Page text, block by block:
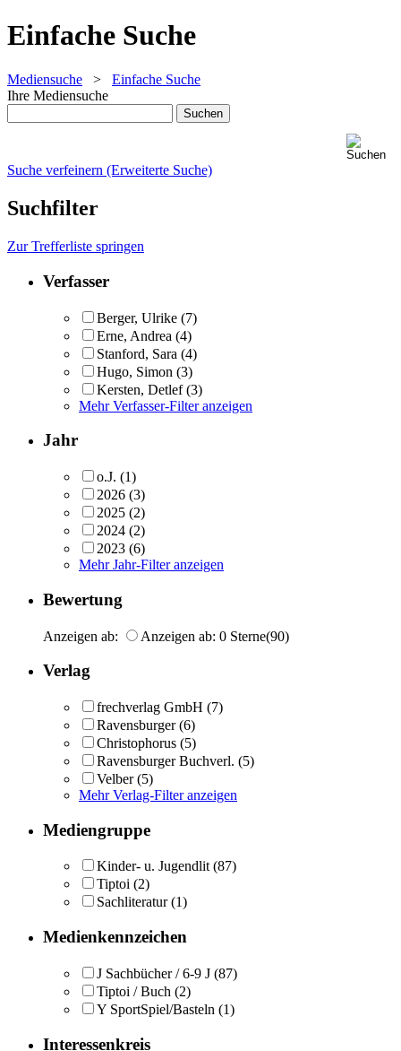
Einfache Suche
Mediensuche > Einfache Suche
Ihre Mediensuche
Suche verfeinern (Erweiterte Suche)
Suchfilter
Zur Trefferliste springen
Verfasser
Berger, Ulrike (7)
Erne, Andrea (4)
Stanford, Sara (4)
Hugo, Simon (3)
Kersten, Detlef (3)
Mehr Verfasser-Filter anzeigen
Jahr
o.J. (1)
2026 (3)
2025 (2)
2024 (2)
2023 (6)
Mehr Jahr-Filter anzeigen
Bewertung
Anzeigen ab: Anzeigen ab: 0 Sterne(90)
Verlag
frechverlag GmbH (7)
Ravensburger (6)
Christophorus (5)
Ravensburger Buchverl. (5)
Velber (5)
Mehr Verlag-Filter anzeigen
Mediengruppe
Kinder- u. Jugendlit (87)
Tiptoi (2)
Sachliteratur (1)
Medienkennzeichen
J Sachbücher / 6-9 J (87)
Tiptoi / Buch (2)
Y SportSpiel/Basteln (1)
Interessenkreis